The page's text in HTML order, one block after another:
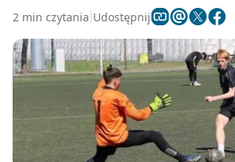
2 min czytania Udostępnij